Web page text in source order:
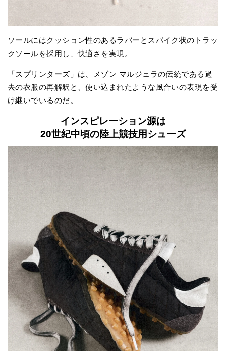
ソールにはクッション性のあるラバーとスパイク状のトラッ
クソールを採用し、快適さを実現。
「スプリンターズ」は、メゾン マルジェラの伝統である過
去の衣服の再解釈と、使い込まれたような風合いの表現を受
け継いでいるのだ。
インスピレーション源は
20世紀中頃の陸上競技用シューズ